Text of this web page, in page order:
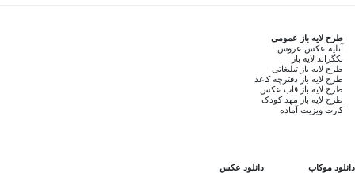
طرح لایه باز عمومی
آتلیه عکس عروس
بکگراند لایه باز
طرح لایه باز تبلیغاتی
طرح لایه باز دفترچه کاغذ
طرح لایه باز قاب عکس
طرح لایه باز مهد کودک
کارت ویزیت آماده
دانلود موکاپ
دانلود عکس